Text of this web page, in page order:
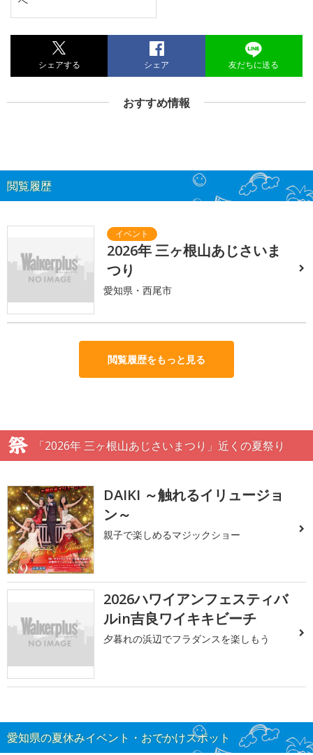
シェアする シェア 友だちに送る
おすすめ情報
閲覧履歴
2026年 三ヶ根山あじさいま
つり
愛知県・西尾市
閲覧履歴をもっと見る
「2026年 三ヶ根山あじさいまつり」近くの夏祭り
DAIKI ～触れるイリュージョ
ン～
親子で楽しめるマジックショー
2026ハワイアンフェスティバ
ルin吉良ワイキキビーチ
夕暮れの浜辺でフラダンスを楽しもう
愛知県の夏休みイベント・おでかけスポット